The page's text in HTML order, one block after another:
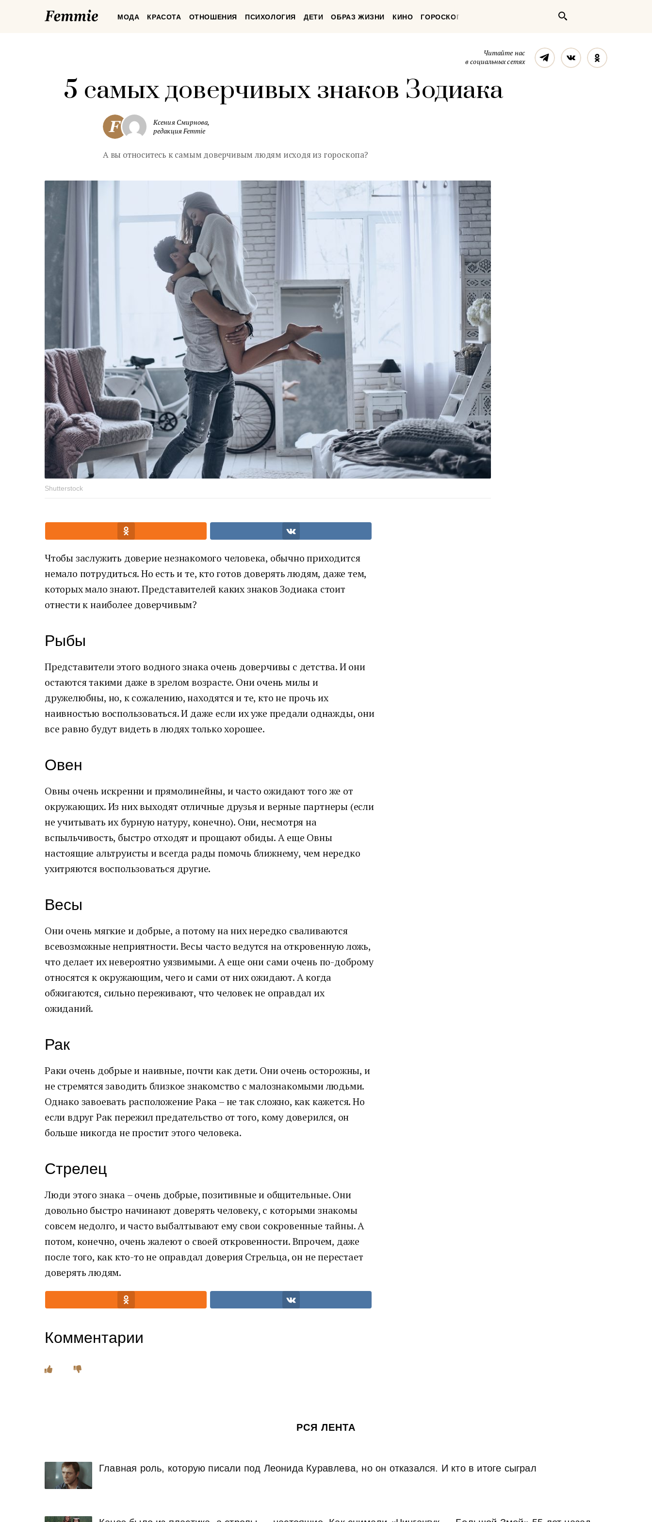
FemmieМОДА КРАСОТА ОТНОШЕНИЯ ПСИХОЛОГИЯ ДЕТИ ОБРАЗ ЖИЗНИ КИНО ГОРОСКОП
Читайте нас
в социальных сетях
ТелеграмВконтакте
5 самых доверчивых знаков Зодиака
Ксения Смирнова,
редакция Femmie
А вы относитесь к самым доверчивым людям исходя из гороскопа?
Shutterstock
Чтобы заслужить доверие незнакомого человека, обычно приходится
немало потрудиться. Но есть и те, кто готов доверять людям, даже тем,
которых мало знают. Представителей каких знаков Зодиака стоит
отнести к наиболее доверчивым?
Рыбы
Представители этого водного знака очень доверчивы с детства. И они
остаются такими даже в зрелом возрасте. Они очень милы и
дружелюбны, но, к сожалению, находятся и те, кто не прочь их
наивностью воспользоваться. И даже если их уже предали однажды, они
все равно будут видеть в людях только хорошее.
Овен
Овны очень искренни и прямолинейны, и часто ожидают того же от
окружающих. Из них выходят отличные друзья и верные партнеры (если
не учитывать их бурную натуру, конечно). Они, несмотря на
вспыльчивость, быстро отходят и прощают обиды. А еще Овны
настоящие альтруисты и всегда рады помочь ближнему, чем нередко
ухитряются воспользоваться другие.
Весы
Они очень мягкие и добрые, а потому на них нередко сваливаются
всевозможные неприятности. Весы часто ведутся на откровенную ложь,
что делает их невероятно уязвимыми. А еще они сами очень по-доброму
относятся к окружающим, чего и сами от них ожидают. А когда
обжигаются, сильно переживают, что человек не оправдал их
ожиданий.
Рак
Раки очень добрые и наивные, почти как дети. Они очень осторожны, и
не стремятся заводить близкое знакомство с малознакомыми людьми.
Однако завоевать расположение Рака – не так сложно, как кажется. Но
если вдруг Рак пережил предательство от того, кому доверился, он
больше никогда не простит этого человека.
Стрелец
Люди этого знака – очень добрые, позитивные и общительные. Они
довольно быстро начинают доверять человеку, с которыми знакомы
совсем недолго, и часто выбалтывают ему свои сокровенные тайны. А
потом, конечно, очень жалеют о своей откровенности. Впрочем, даже
после того, как кто-то не оправдал доверия Стрельца, он не перестает
доверять людям.
Комментарии
РСЯ ЛЕНТА
Главная роль, которую писали под Леонида Куравлева, но он отказался. И кто в итоге сыграл